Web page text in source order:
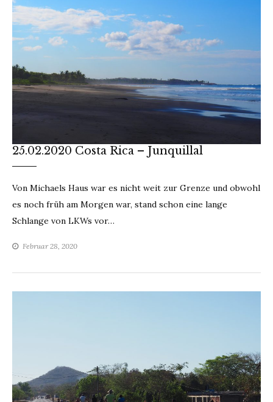
25.02.2020 Costa Rica – Junquillal
Von Michaels Haus war es nicht weit zur Grenze und obwohl
es noch früh am Morgen war, stand schon eine lange
Schlange von LKWs vor…
Februar 28, 2020